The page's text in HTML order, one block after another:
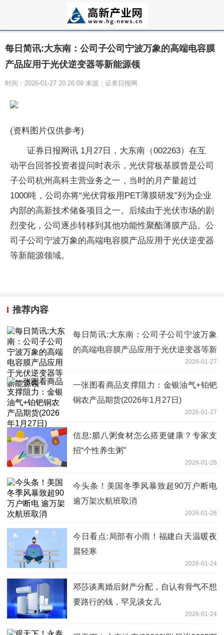
每日简讯:大东南：公司子公司宁波万象的高端电容膜
产品应用于光伏逆变器等新能源领
时间：2026-01-27 20:26:09 来源：证券日报网
(资料图片仅供参考)
证券日报网讯 1月27日，大东南（002263）在互
动平台回答投资者提问时表示，光伏背板基膜曾是公司
子公司杭州高科主营业务之一，当时的月产量超过
1000吨，公司亦将“光伏背板用PET薄膜研发”列为企业
内部的高新技术储备项目之一。后续由于光伏市场的剧
烈变化，公司逐步转移到其他功能性聚酯薄膜产品。公
司子公司宁波万象的高端电容膜产品应用于光伏逆变器
等新能源领域。
推荐内容
每日简讯:大东南：公司子公司宁波万象
的高端电容膜产品应用于光伏逆变器等新
2026-01-27
一张图看商品支撑阻力：金银油气+铂钯
铜农产品期货(2026年1月27日)
2026-01-27
信息:腊八粥食材怎么搭更健康？专家支
招“个性养生粥”
2026-01-26
今头条！美国冬季风暴致超90万户断电
逾万架次航班取消
2026-01-26
今日看点:局部有小雨！福建白天温暖夜
晨轻寒
2026-01-24
邓莎谈离婚后财产分配，自认有骨气不想
要路行的钱，罕见谈女儿
2026-01-24